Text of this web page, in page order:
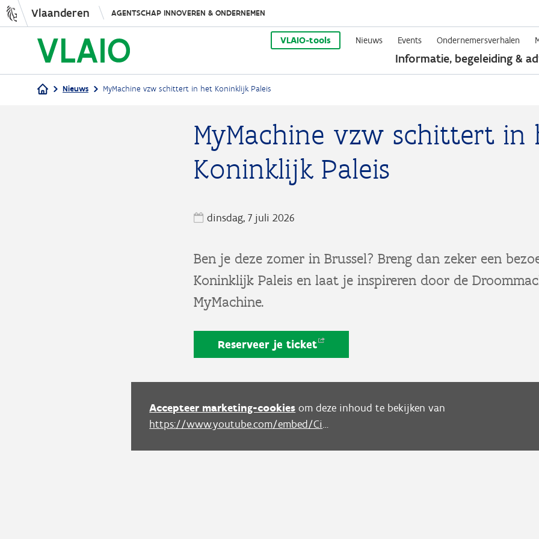
Overslaan
en
naar
de
Vlaanderen AGENTSCHAP INNOVEREN & ONDERNEMEN
VLAIO-tools Nieuws Events Ondernemersverhalen
Informatie, begeleiding &
Nieuws MyMachine vzw schittert in het Koninklijk Paleis
MyMachine vzw schittert in
Koninklijk Paleis
dinsdag, 7 juli 2026
Ben je deze zomer in Brussel? Breng dan zeker een
Koninklijk Paleis en laat je inspireren door de
MyMachine.
Reserveer jeticket
Accepteer marketing-cookies om deze inhoud te bekijken van
https://www.youtube.com/embed/Cix9HtGDiF0?autoplay=0&start=0&rel=0